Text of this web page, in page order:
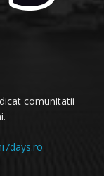
comunitatii